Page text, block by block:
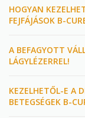
HOGYAN
FEJFÁJÁSOK B-
A BEFAGYOTT
LÁGYLÉZERREL!
KEZELHETŐL-E A
BETEGSÉGEK B-